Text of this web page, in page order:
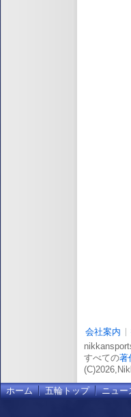
会社案内
すべての著
ホーム 五輪トップ ニュー